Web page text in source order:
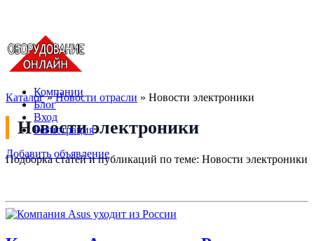
Компании
Блог
Вход
Регистрация
Добавить объявление
Каталог»Новости отрасли » Новости электроники
Новости электроники
Подборка статей и публикаций по теме: Новости электроники